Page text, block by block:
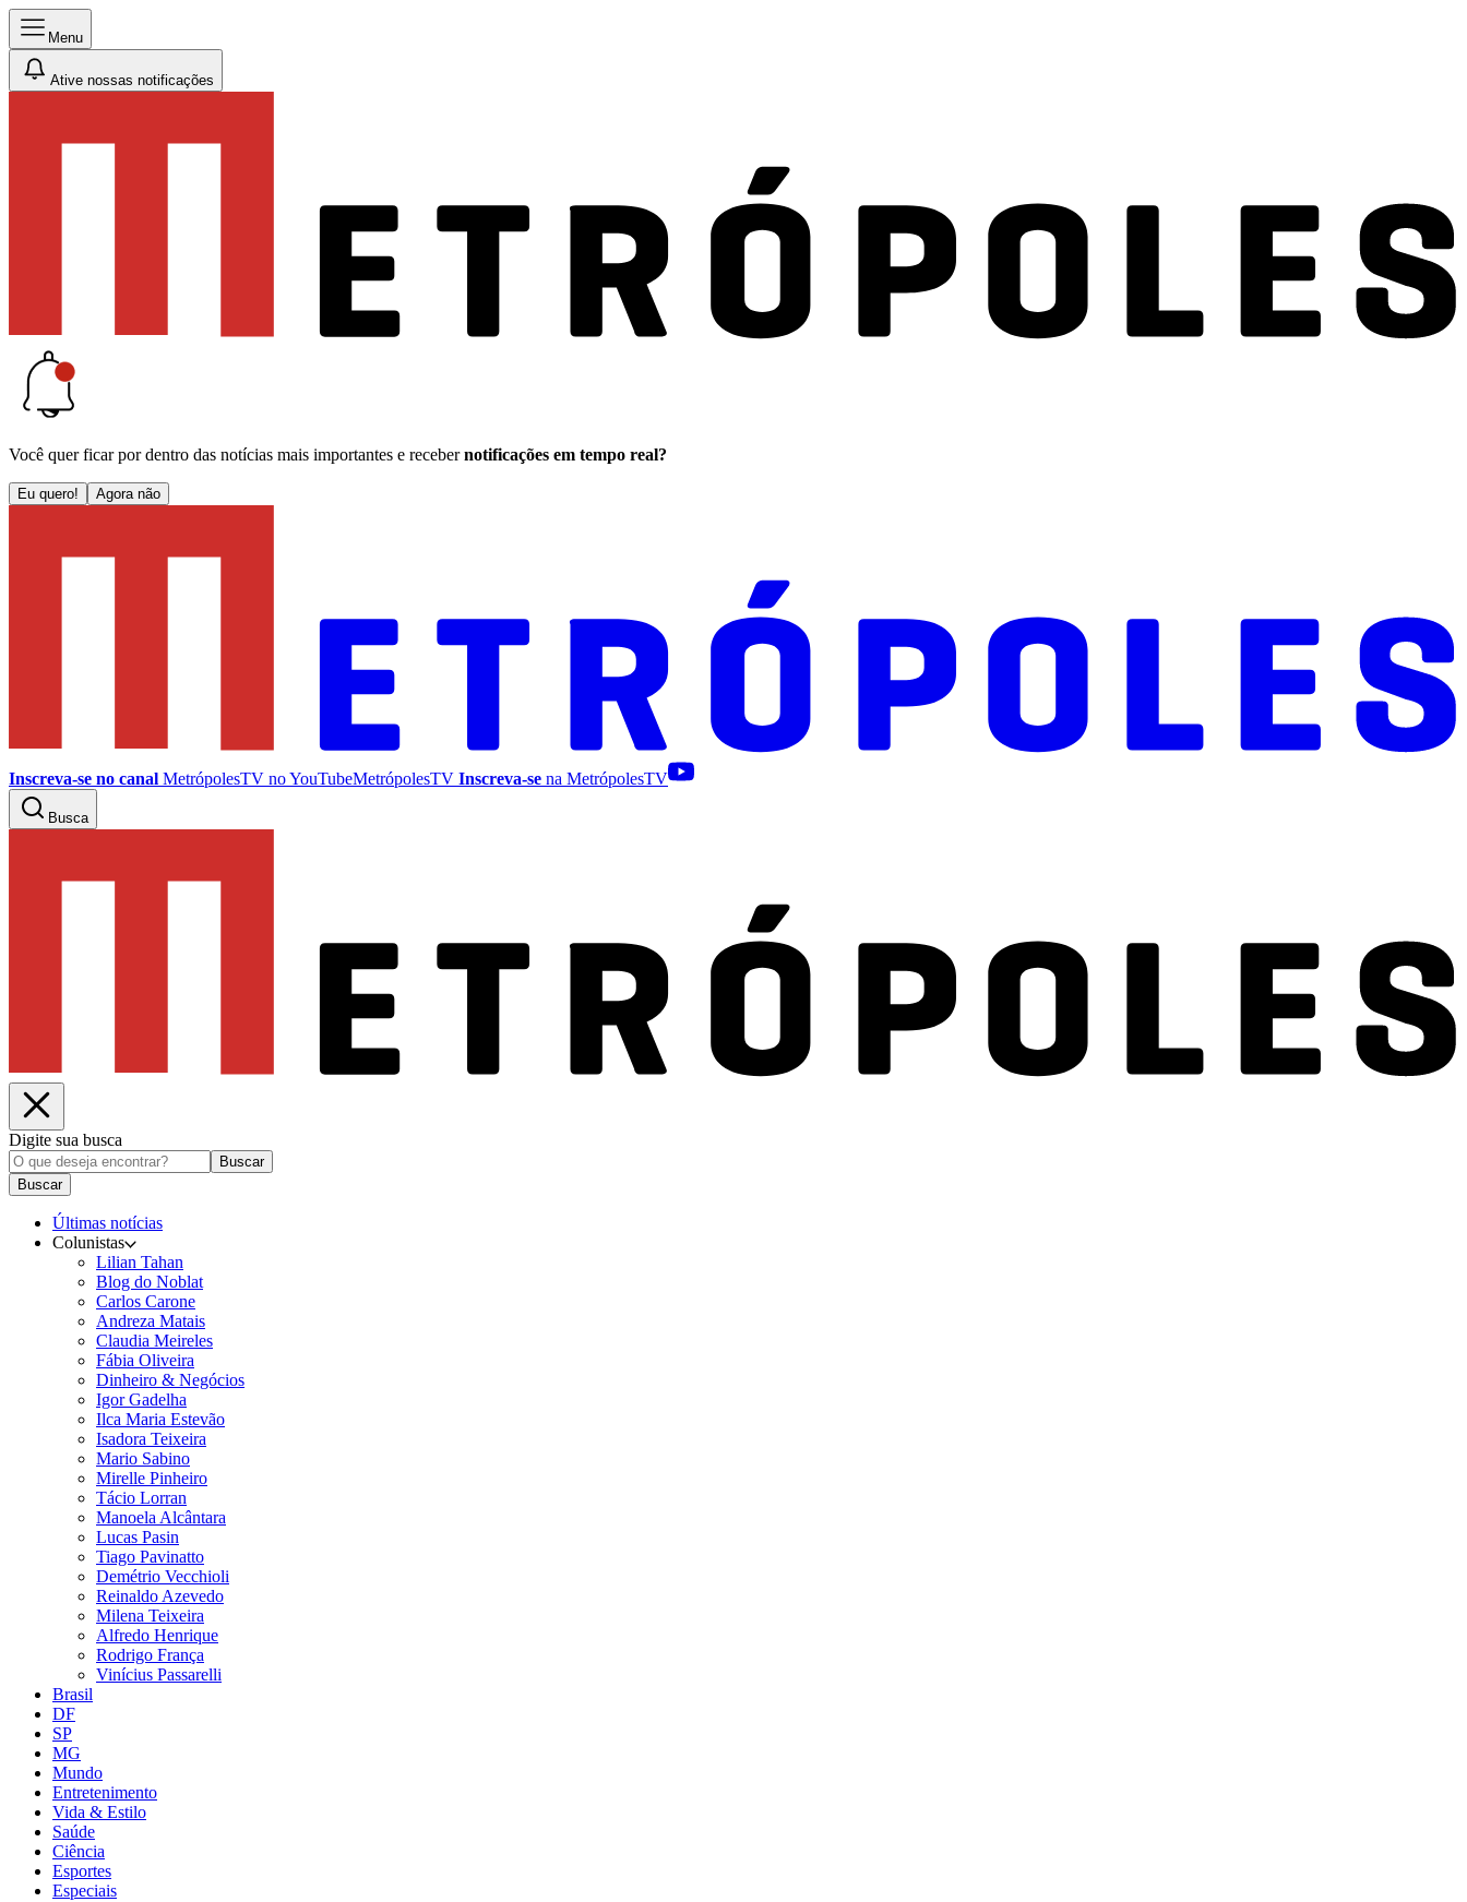
Menu
Ative nossas notificações
Você quer ficar por dentro das notícias mais importantes e receber notificações em tempo real?
Eu quero! Agora não
Inscreva-se no canal MetrópolesTV noYouTubeMetrópolesTV Inscreva-se na MetrópolesTV
Busca
Digite sua busca
Buscar
Buscar
Últimas notícias
Colunistas
Lilian Tahan
Blog do Noblat
Carlos Carone
Andreza Matais
Claudia Meireles
Fábia Oliveira
Dinheiro & Negócios
Igor Gadelha
Ilca Maria Estevão
Isadora Teixeira
Mario Sabino
Mirelle Pinheiro
Tácio Lorran
Manoela Alcântara
Lucas Pasin
Tiago Pavinatto
Demétrio Vecchioli
Reinaldo Azevedo
Milena Teixeira
Alfredo Henrique
Rodrigo França
Vinícius Passarelli
Brasil
DF
SP
MG
Mundo
Entretenimento
Vida & Estilo
Saúde
Ciência
Esportes
Especiais